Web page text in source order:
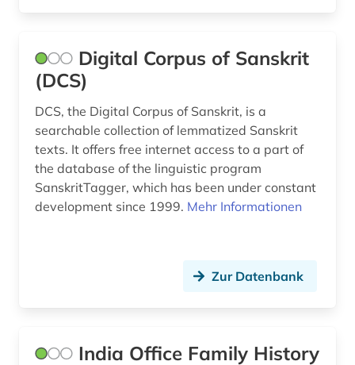
Digital Corpus of Sanskrit
(DCS)
DCS, the Digital Corpus of Sanskrit, is a
searchable collection of lemmatized Sanskrit
texts. It offers free internet access to a part of
the database of the linguistic program
SanskritTagger, which has been under constant
development since 1999. Mehr Informationen
Zur Datenbank
India Office Family History